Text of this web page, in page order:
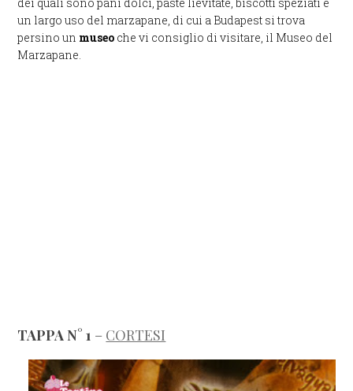
un largo uso del marzapane, di cui a Budapest si trova
persino un museo che vi consiglio di visitare, il Museo del
Marzapane.
TAPPA N° 1 – CORTESI